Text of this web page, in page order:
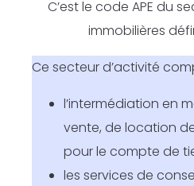
C’est le code APE du
immobilières
Ce secteur d’activité
l’intermédiation en
vente, de location
pour le compte de
les services de